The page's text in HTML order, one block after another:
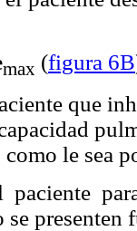
max (figura 6B
que
le sea
paciente
se presenten